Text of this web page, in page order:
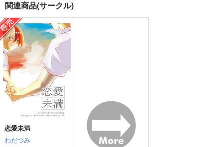
ラヴ・イズ・オーヴァ
ー
神聖MK帝国
315円（税込）
マレウス×レオナ
サンプル
作品詳細 作品詳細
関連商品(サークル)
恋愛未満
わだつみ